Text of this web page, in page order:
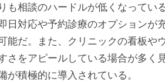
も相談のハードルが低くなってい
日対応や予約診療のオプションが
能だ。また、クリニックの看板や
さをアピールしている場合が多く
が積極的に導入されている。